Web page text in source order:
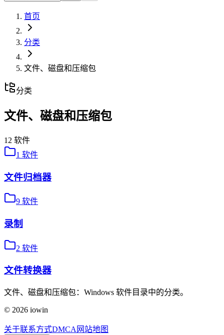
首页
分类
文件、磁盘和压缩包
分类
文件、磁盘和压缩包
12 软件
1 软件
文件归档器
9 软件
录制
2 软件
文件转换器
文件、磁盘和压缩包：Windows 软件目录中的分类。
© 2026 iowin
关于联系方式DMCA 网站地图